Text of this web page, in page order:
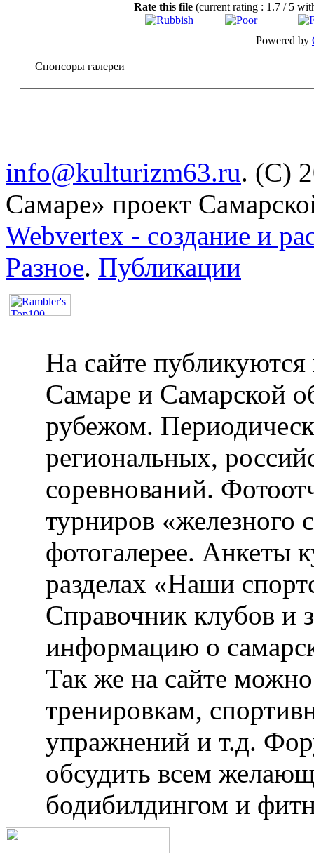
Rate this file (current rating : 1.7 / 5
Powered by
Спонсоры галереи
info@kulturizm63.ru. (C)
Самаре» проект
Webvertex - создание и
Разное. Публикации
На сайте публикуются
Самаре и Самарской
рубежом.
региональных,
соревнований.
турниров «железного
фотогалерее. Анкеты
разделах «Наши
Справочник клубов и
информацию о
Так же на сайте
тренировкам,
упражнений и т.д.
обсудить всем
бодибилдингом и